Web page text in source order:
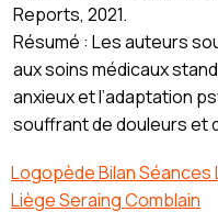
Reports, 2021.
Résumé : Les auteurs
aux soins médicaux
anxieux et l’adaptation
souffrant de douleurs et
Logopède Bilan
Liège Seraing Comblain